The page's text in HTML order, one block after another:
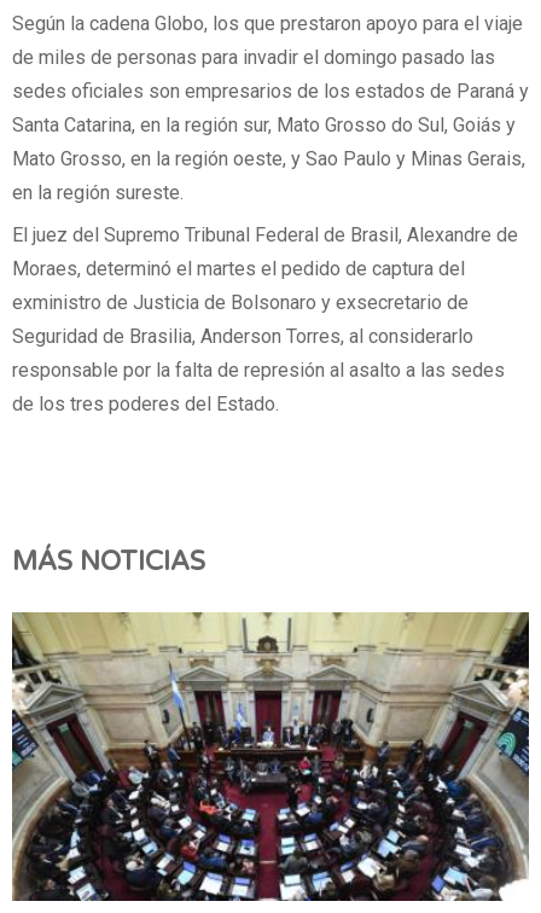
Según la cadena Globo, los que prestaron apoyo para el viaje
de miles de personas para invadir el domingo pasado las
sedes oficiales son empresarios de los estados de Paraná y
Santa Catarina, en la región sur, Mato Grosso do Sul, Goiás y
Mato Grosso, en la región oeste, y Sao Paulo y Minas Gerais,
en la región sureste.
El juez del Supremo Tribunal Federal de Brasil, Alexandre de
Moraes, determinó el martes el pedido de captura del
exministro de Justicia de Bolsonaro y exsecretario de
Seguridad de Brasilia, Anderson Torres, al considerarlo
responsable por la falta de represión al asalto a las sedes
de los tres poderes del Estado.
MÁS NOTICIAS